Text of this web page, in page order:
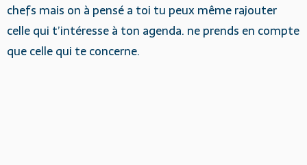
chefs mais on à pensé a toi tu peux même rajouter
celle qui t’intéresse à ton agenda. ne prends en compte
que celle qui te concerne.